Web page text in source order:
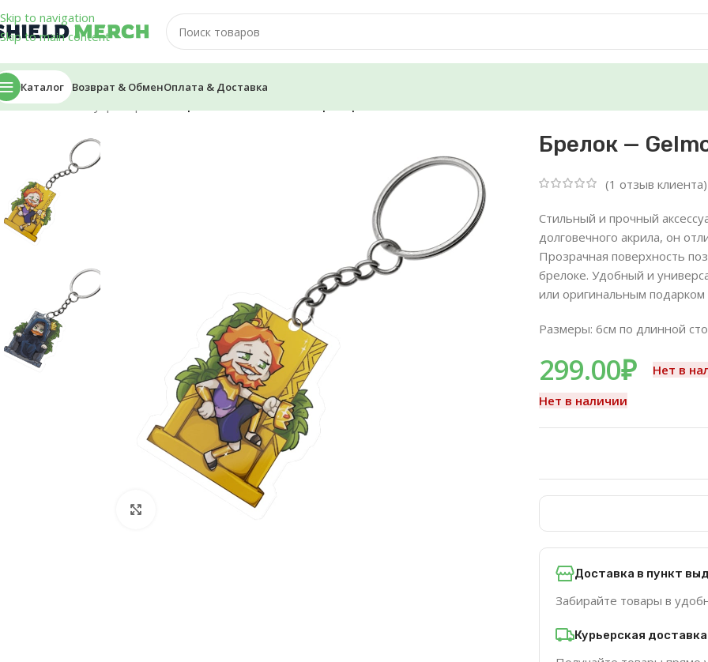
Skip to navigation
Skip to main content
Каталог Возврат & ОбменОплата & Доставка
Главная/Аксессуары
Нажмите, чтобы увеличить
Брелок —
(1 отзыв клиента)
Стильный и прочный
долговечного акрила, он
Прозрачная поверхность
брелоке. Удобный и
или оригинальным подарком
Размеры: 6см по длинной
299.00₽
Нет в
Нет в наличии
Доставка в пункт
Забирайте товары в
Курьерская доставка